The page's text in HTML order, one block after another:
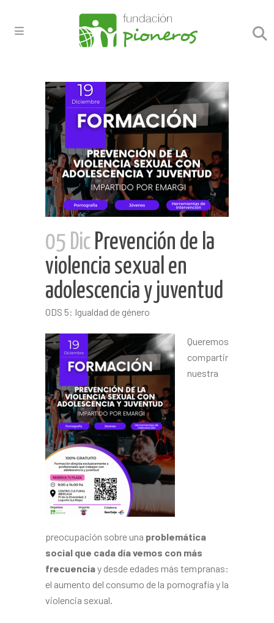
05 Dic Prevención de la
violencia sexual en
adolescencia y juventud
ODS 5: Igualdad de género
Queremos
compartir
nuestra
preocupación sobre una problemática
social que cada día vemos con más
frecuenciay desde edades más tempranas:
el aumento del consumo de la pornografía y la
violencia sexual.